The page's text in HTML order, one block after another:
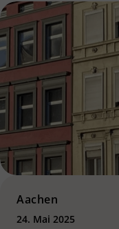
Aachen
24. Mai 2025